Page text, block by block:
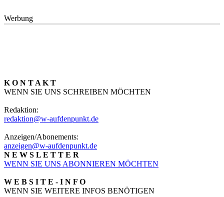
Werbung
K O N T A K T
WENN SIE UNS SCHREIBEN MÖCHTEN
Redaktion:
redaktion@w-aufdenpunkt.de
Anzeigen/Abonements:
anzeigen@w-aufdenpunkt.de
N E W S L E T T E R
WENN SIE UNS ABONNIEREN MÖCHTEN
W E B S I T E - I N F O
WENN SIE WEITERE INFOS BENÖTIGEN